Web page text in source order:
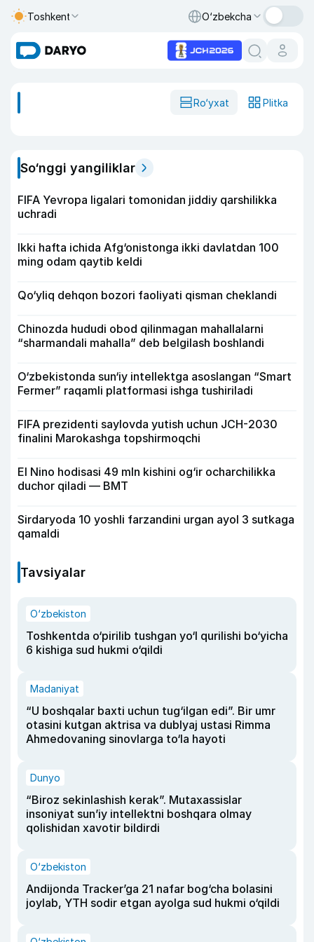
Toshkent O‘zbekcha
Ro‘yxat Plitka
So‘nggi yangiliklar
FIFA Yevropa ligalari tomonidan jiddiy qarshilikka
uchradi
Ikki hafta ichida Afg‘onistonga ikki davlatdan 100
ming odam qaytib keldi
Qo‘yliq dehqon bozori faoliyati qisman cheklandi
Chinozda hududi obod qilinmagan mahallalarni
“sharmandali mahalla” deb belgilash boshlandi
O‘zbekistonda sun‘iy intellektga asoslangan “Smart
Fermer” raqamli platformasi ishga tushiriladi
FIFA prezidenti saylovda yutish uchun JCH-2030
finalini Marokashga topshirmoqchi
El Nino hodisasi 49 mln kishini og‘ir ocharchilikka
duchor qiladi — BMT
Sirdaryoda 10 yoshli farzandini urgan ayol 3 sutkaga
qamaldi
Tavsiyalar
O‘zbekiston
Toshkentda o‘pirilib tushgan yo‘l qurilishi bo‘yicha
6 kishiga sud hukmi o‘qildi
Madaniyat
“U boshqalar baxti uchun tug‘ilgan edi”. Bir umr
otasini kutgan aktrisa va dublyaj ustasi Rimma
Ahmedovaning sinovlarga to‘la hayoti
Dunyo
“Biroz sekinlashish kerak”. Mutaxassislar
insoniyat sun’iy intellektni boshqara olmay
qolishidan xavotir bildirdi
O‘zbekiston
Andijonda Tracker’ga 21 nafar bog‘cha bolasini
joylab, YTH sodir etgan ayolga sud hukmi o‘qildi